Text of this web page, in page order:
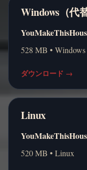
Windows（代
528 MB •
ダウンロード →
Linux
520 MB • Linux